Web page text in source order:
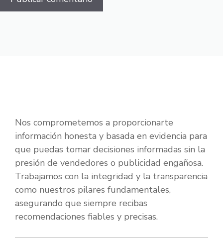
Nos comprometemos a proporcionarte
información honesta y basada en evidencia para
que puedas tomar decisiones informadas sin la
presión de vendedores o publicidad engañosa.
Trabajamos con la integridad y la transparencia
como nuestros pilares fundamentales,
asegurando que siempre recibas
recomendaciones fiables y precisas.